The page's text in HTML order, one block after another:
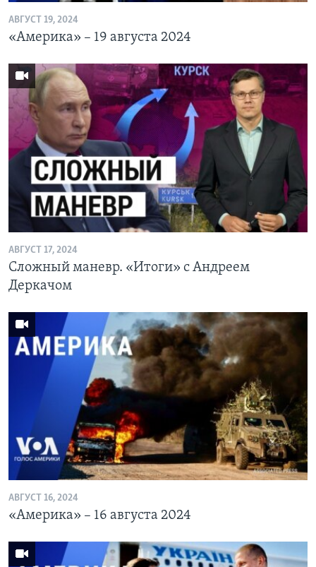
АВГУСТ 19, 2024
«Америка» – 19 августа 2024
АВГУСТ 17, 2024
Сложный маневр. «Итоги» с Андреем
Деркачом
АВГУСТ 16, 2024
«Америка» – 16 августа 2024